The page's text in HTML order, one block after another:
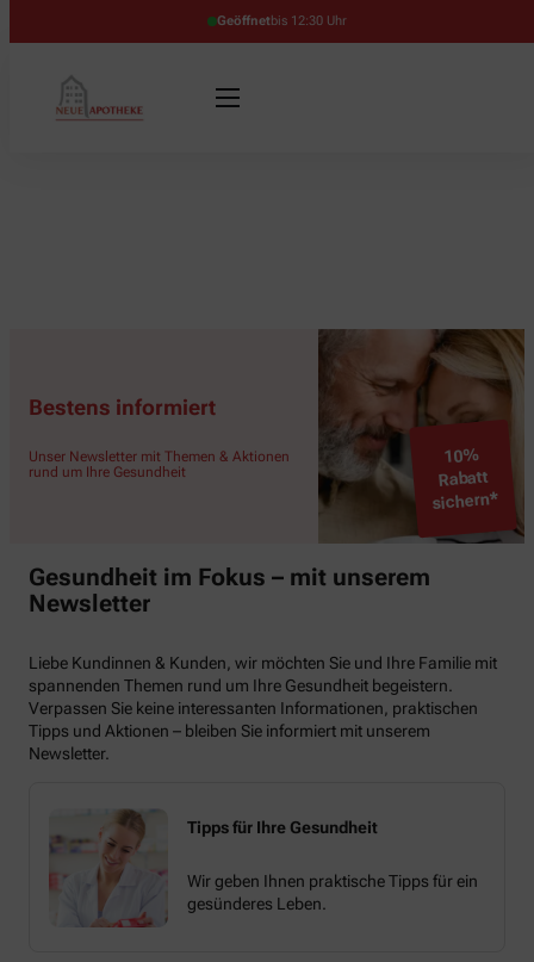
Geöffnetbis 12:30 Uhr
Bestens informiert
Unser Newsletter mit Themen & Aktionen
rund um Ihre Gesundheit
10%
Rabatt
sichern*
Gesundheit im Fokus – mit unserem
Newsletter
Liebe Kundinnen & Kunden, wir möchten Sie und Ihre Familie mit
spannenden Themen rund um Ihre Gesundheit begeistern.
Verpassen Sie keine interessanten Informationen, praktischen
Tipps und Aktionen – bleiben Sie informiert mit unserem
Newsletter.
Tipps für Ihre Gesundheit
Wir geben Ihnen praktische Tipps für ein
gesünderes Leben.